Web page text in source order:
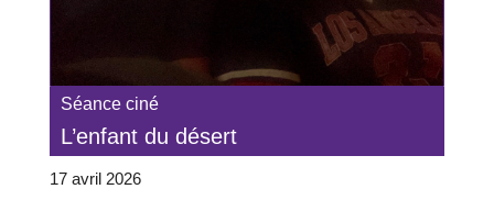
Séance ciné
L’enfant du désert
17 avril 2026